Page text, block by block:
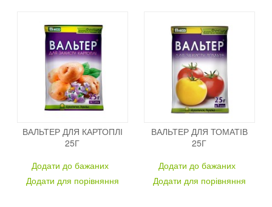
ВАЛЬТЕР ДЛЯ КАРТОПЛІ
25Г
Додати до бажаних
Додати для порівняння
ВАЛЬТЕР ДЛЯ ТОМАТІВ
25Г
Додати до бажаних
Додати для порівняння